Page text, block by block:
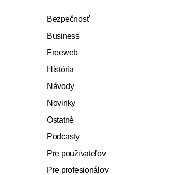
Bezpečnosť
Business
Freeweb
História
Návody
Novinky
Ostatné
Podcasty
Pre používateľov
Pre profesionálov